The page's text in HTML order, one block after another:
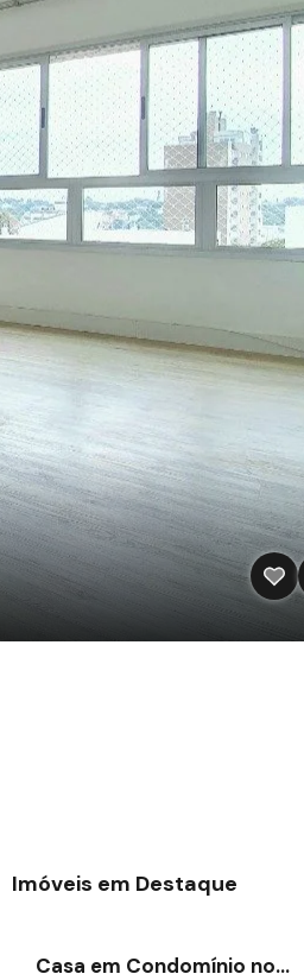
Imóveis em Destaque
Casa em Condomínio no…